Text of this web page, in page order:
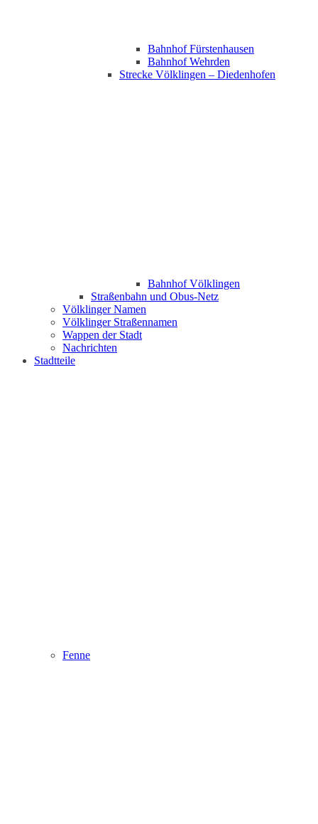
Bahnhof Fürstenhausen
Bahnhof Wehrden
Strecke Völklingen – Diedenhofen
Bahnhof Völklingen
Straßenbahn und Obus-Netz
Völklinger Namen
Völklinger Straßennamen
Wappen der Stadt
Nachrichten
Stadtteile
Fenne